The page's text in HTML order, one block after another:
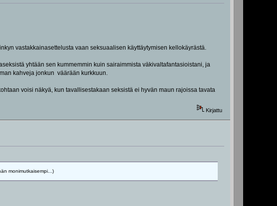
vastakkainasettelusta vaan seksuaalisen käyttäytymisen kellokäyrästä.
yhtään sen kummemmin kuin sairaimmista väkivaltafantasioistani, ja
kahveja jonkun väärään kurkkuun.
voisi näkyä, kun tavallisestakaan seksistä ei hyvän maun rajoissa tavata
Kirjattu
monimutkaisempi...)